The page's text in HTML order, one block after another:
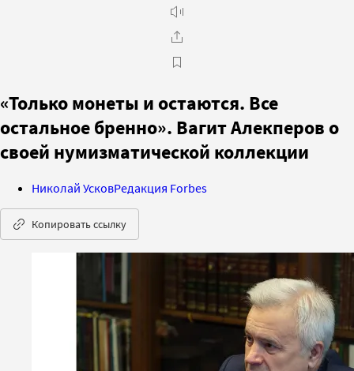
«Только монеты и остаются. Все
остальное бренно». Вагит Алекперов о
своей нумизматической коллекции
Николай УсковРедакция Forbes
Копировать ссылку